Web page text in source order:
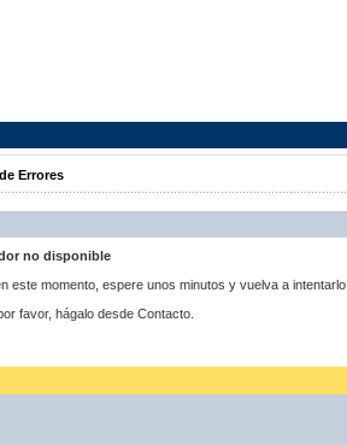
Errores
no disponible
este momento, espere unos minutos y vuelva a intentarlo.
favor, hágalo desde Contacto.